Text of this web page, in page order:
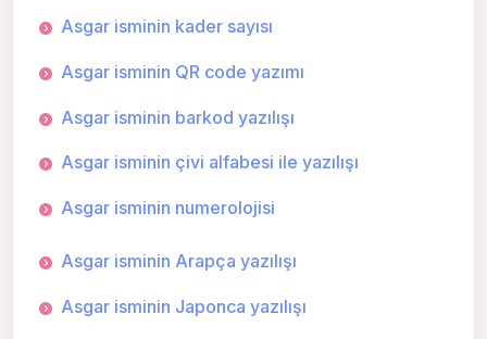
Asgar isminin kader sayısı
Asgar isminin QR code yazımı
Asgar isminin barkod yazılışı
Asgar isminin çivi alfabesi ile yazılışı
Asgar isminin numerolojisi
Asgar isminin Arapça yazılışı
Asgar isminin Japonca yazılışı